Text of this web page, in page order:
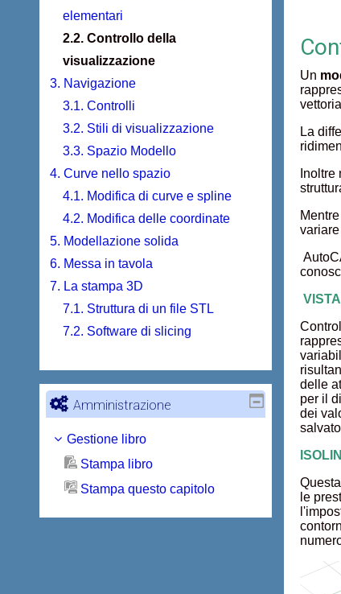
Un
La
delle
per il
dei
le
elementari
2.2. Controllo della
visualizzazione
3. Navigazione
3.1. Controlli
3.2. Stili di visualizzazione
3.3. Spazio Modello
4. Curve nello spazio
4.1. Modifica di curve e spline
4.2. Modifica delle coordinate
5. Modellazione solida
6. Messa in tavola
7. La stampa 3D
7.1. Struttura di un file STL
7.2. Software di slicing
Amministrazione
Gestione libro
Stampa libro
Stampa questo capitolo